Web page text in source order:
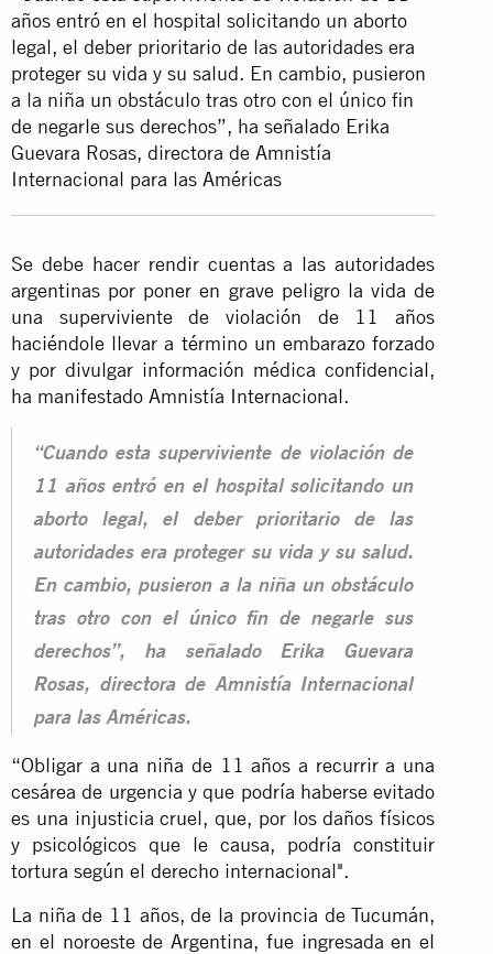
años entró en el hospital solicitando un aborto
legal, el deber prioritario de las autoridades era
proteger su vida y su salud. En cambio, pusieron
a la niña un obstáculo tras otro con el único fin
de negarle sus derechos”, ha señalado Erika
Guevara Rosas, directora de Amnistía
Internacional para las Américas
Se debe hacer rendir cuentas a las autoridades
argentinas por poner en grave peligro la vida de
una superviviente de violación de 11 años
haciéndole llevar a término un embarazo forzado
y por divulgar información médica confidencial,
ha manifestado Amnistía Internacional.
“Cuando esta superviviente de violación de
11 años entró en el hospital solicitando un
aborto legal, el deber prioritario de las
autoridades era proteger su vida y su salud.
En cambio, pusieron a la niña un obstáculo
tras otro con el único fin de negarle sus
derechos”, ha señalado Erika Guevara
Rosas, directora de Amnistía Internacional
para las Américas.
“Obligar a una niña de 11 años a recurrir a una
cesárea de urgencia y que podría haberse evitado
es una injusticia cruel, que, por los daños físicos
y psicológicos que le causa, podría constituir
tortura según el derecho internacional".
La niña de 11 años, de la provincia de Tucumán,
en el noroeste de Argentina, fue ingresada en el